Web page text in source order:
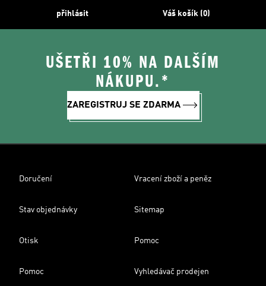
přihlásit Váš košík (0)
UŠETŘI 10% NA DALŠÍM
NÁKUPU.*
ZAREGISTRUJ SE ZDARMA
Doručení Vracení zboží a peněz
Stav objednávky Sitemap
Otisk Pomoc
Pomoc Vyhledávač prodejen